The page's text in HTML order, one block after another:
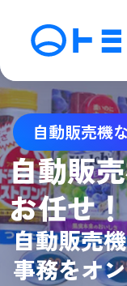
自動販売機
自動販
お任せ！
自動販売
事務をオ